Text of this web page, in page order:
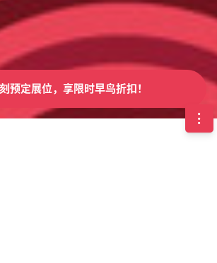
预定展位，享限时早鸟折扣！